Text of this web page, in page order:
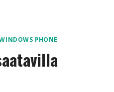
PHONE